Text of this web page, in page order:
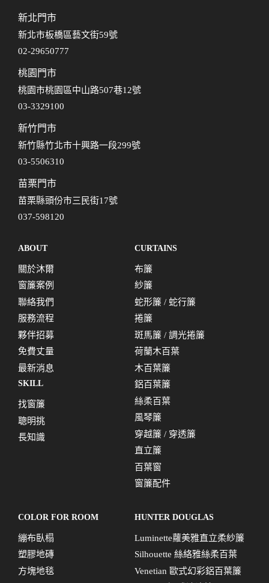
新北門市
新北市板橋區藝文街59號
02-29650777
桃園門市
桃園市桃園區中山路507巷12號
03-3329100
新竹門市
新竹縣竹北市十興路一段299號
03-5506310
苗栗門市
苗栗縣頭份市三民街17號
037-598120
ABOUT
關於沐爾
窗簾案例
聯絡我們
服務流程
夥伴招募
免費丈量
最新消息
SKILL
找窗簾
聰明挑
長知識
CURTAINS
布簾
紗簾
蛇形簾 / 蛇行簾
捲簾
斑馬簾 / 調光捲簾
荷蘭木百葉
木百葉簾
鋁百葉簾
絲柔百葉
風琴簾
穿越簾 / 穿透簾
直立簾
百葉窗
窗簾配件
COLOR FOR ROOM
繃布臥榻
塑膠地磚
方塊地毯
HUNTER DOUGLAS
Luminette蘿美雅直立柔紗簾
Silhouette 絲絡雅絲柔百葉
Venetian 歐式幻彩鋁百葉簾